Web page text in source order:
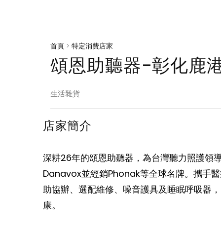
首頁 > 特定消費店家
頌恩助聽器-彰化鹿
生活雜貨
店家簡介
深耕26年的頌恩助聽器，為台灣聽力照護領
Danavox並經銷Phonak等全球名牌。攜手
助協辦、選配維修、噪音護具及睡眠呼吸器
康。